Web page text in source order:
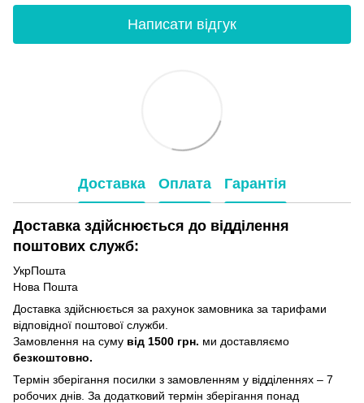
Написати відгук
Доставка Оплата Гарантія
Доставка здійснюється до відділення
поштових служб:
УкрПошта
Нова Пошта
Доставка здійснюється за рахунок замовника за тарифами
відповідної поштової служби.
Замовлення на суму від 1500 грн. ми доставляємо
безкоштовно.
Термін зберігання посилки з замовленням у відділеннях – 7
робочих днів. За додатковий термін зберігання понад